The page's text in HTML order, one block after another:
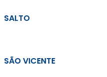
SALTO
SÃO VICENTE